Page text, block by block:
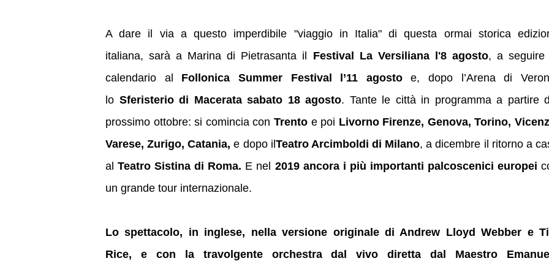
A dare il via a questo imperdibile "viaggio in Italia" di questa ormai storica
italiana, sarà a Marina di Pietrasanta il Festival La Versiliana l'8 agosto, a seguire
calendario al
Follonica Summer Festival l’11 agosto
e, dopo l’Arena di
lo Sferisterio di Macerata sabato 18 agosto. Tante le città in programma a partire
prossimo ottobre: si comincia con Trento e poi Livorno Firenze, Genova, Torino,
Varese, Zurigo, Catania, e dopo il Teatro Arcimboldi di Milano, a dicembre il ritorno a
al Teatro Sistina di Roma. E nel 2019 ancora i più importanti palcoscenici europei
un grande tour internazionale.
Lo spettacolo, in inglese, nella versione originale di Andrew Lloyd Webber e
Rice,
e con la travolgente orchestra dal vivo diretta dal Maestro